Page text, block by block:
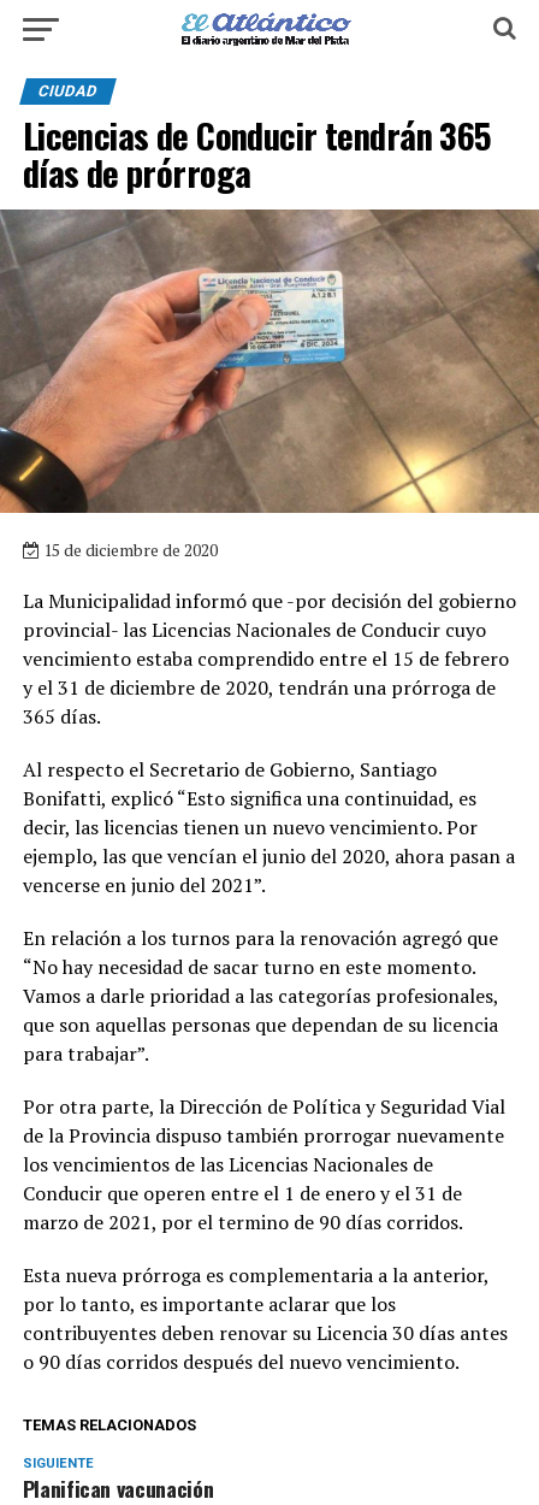
CIUDAD
Licencias de Conducir tendrán 365
días de prórroga
15 de diciembre de 2020
La Municipalidad informó que -por decisión del gobierno
provincial- las Licencias Nacionales de Conducir cuyo
vencimiento estaba comprendido entre el 15 de febrero
y el 31 de diciembre de 2020, tendrán una prórroga de
365 días.
Al respecto el Secretario de Gobierno, Santiago
Bonifatti, explicó “Esto significa una continuidad, es
decir, las licencias tienen un nuevo vencimiento. Por
ejemplo, las que vencían el junio del 2020, ahora pasan a
vencerse en junio del 2021”.
En relación a los turnos para la renovación agregó que
“No hay necesidad de sacar turno en este momento.
Vamos a darle prioridad a las categorías profesionales,
que son aquellas personas que dependan de su licencia
para trabajar”.
Por otra parte, la Dirección de Política y Seguridad Vial
de la Provincia dispuso también prorrogar nuevamente
los vencimientos de las Licencias Nacionales de
Conducir que operen entre el 1 de enero y el 31 de
marzo de 2021, por el termino de 90 días corridos.
Esta nueva prórroga es complementaria a la anterior,
por lo tanto, es importante aclarar que los
contribuyentes deben renovar su Licencia 30 días antes
o 90 días corridos después del nuevo vencimiento.
TEMAS RELACIONADOS
SIGUIENTE
Planifican vacunación